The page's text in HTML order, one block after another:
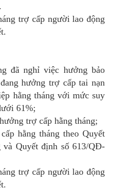
trợ cấp người lao động
đã nghỉ việc hưởng bảo
hưởng trợ cấp tai nạn
hằng tháng với mức suy
61%;
trợ cấp hằng tháng;
hằng tháng theo Quyết
Quyết định số 613/QĐ-
trợ cấp người lao động